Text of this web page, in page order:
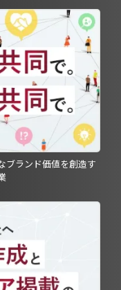
ブランド価値を創造す